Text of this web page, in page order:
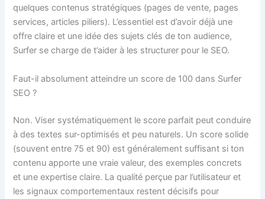
quelques contenus stratégiques (pages de vente, pages
services, articles piliers). L’essentiel est d’avoir déjà une
offre claire et une idée des sujets clés de ton audience,
Surfer se charge de t’aider à les structurer pour le SEO.
Faut-il absolument atteindre un score de 100 dans Surfer
SEO ?
Non. Viser systématiquement le score parfait peut conduire
à des textes sur-optimisés et peu naturels. Un score solide
(souvent entre 75 et 90) est généralement suffisant si ton
contenu apporte une vraie valeur, des exemples concrets
et une expertise claire. La qualité perçue par l’utilisateur et
les signaux comportementaux restent décisifs pour